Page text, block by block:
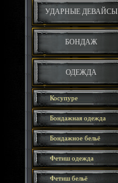
УДАРНЫЕ ДЕВАЙСЫ
БОНДАЖ
ОДЕЖДА
Косупуре
Бондажная одежда
Бондажное бельё
Фетиш одежда
Фетиш бельё